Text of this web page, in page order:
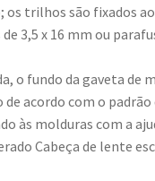
os trilhos são fixados
3,5 x 16 mm ou
o fundo da gaveta de
de acordo com o
às molduras com a
Cabeça de lente